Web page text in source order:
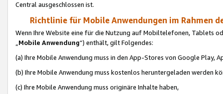
Central ausgeschlossen ist.
Richtlinie für Mobile Anwendungen im Rahmen
Wenn Ihre Website eine für die Nutzung auf Mobiltelefonen, Tablets
„Mobile Anwendung“) enthält, gilt Folgendes:
(a) Ihre Mobile Anwendung muss in den App-Stores von Google Play,
(b) Ihre Mobile Anwendung muss kostenlos heruntergeladen werden
(c) Ihre Mobile Anwendung muss originäre Inhalte haben,